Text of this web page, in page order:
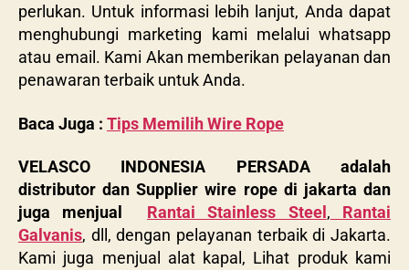
perlukan. Untuk informasi lebih lanjut, Anda dapat
menghubungi marketing kami melalui whatsapp
atau email. Kami Akan memberikan pelayanan dan
penawaran terbaik untuk Anda.
Baca Juga : Tips Memilih Wire Rope
VELASCO INDONESIA PERSADA adalah
distributor dan Supplier wire rope di jakarta dan
juga menjual Rantai Stainless Steel , Rantai
Galvanis, dll, dengan pelayanan terbaik di Jakarta.
Kami juga menjual alat kapal, Lihat produk kami